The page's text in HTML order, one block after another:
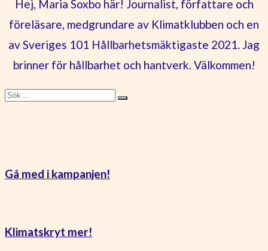
Hej, Maria Soxbo här! Journalist, författare och
föreläsare, medgrundare av Klimatklubben och en
av Sveriges 101 Hållbarhetsmäktigaste 2021. Jag
brinner för hållbarhet och hantverk. Välkommen!
Gå med i kampanjen!
Klimatskryt mer!